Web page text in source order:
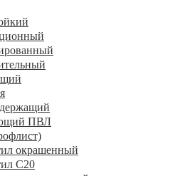
ПВЛ
окрашенный
С20